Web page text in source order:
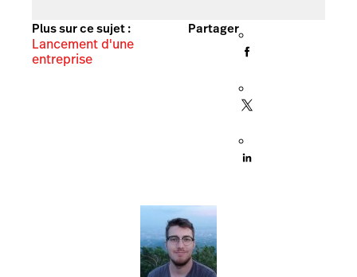
Plus sur ce sujet :
Lancement d'une
entreprise
Partager